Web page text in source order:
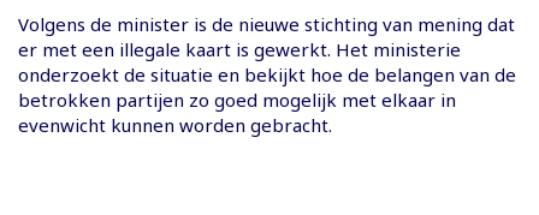
Volgens de minister is de nieuwe stichting van mening dat
er met een illegale kaart is gewerkt. Het ministerie
onderzoekt de situatie en bekijkt hoe de belangen van de
betrokken partijen zo goed mogelijk met elkaar in
evenwicht kunnen worden gebracht.